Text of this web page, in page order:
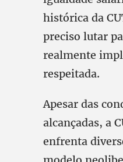
histórica da
preciso lutar
realmente
respeitada.
Apesar das
alcançadas, a
enfrenta